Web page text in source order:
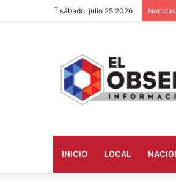
sábado, julio 25 2026
INICIO LOCAL